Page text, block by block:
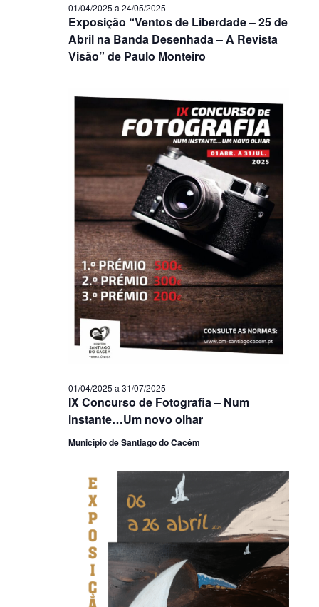
Exposição “Ventos de Liberdade – 25 de
Abril na Banda Desenhada – A Revista
Visão” de Paulo Monteiro
01/04/2025 a 24/05/2025
IX Concurso de Fotografia – Num
instante…Um novo olhar
01/04/2025 a 31/07/2025
Município de Santiago do Cacém